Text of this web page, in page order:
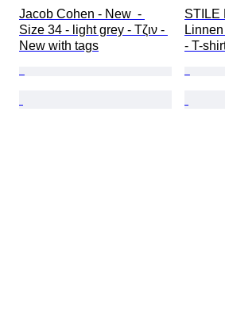
Jacob Cohen - New  -
Size 34 - light grey - Τζιν -
New with tags
STILE
- T-